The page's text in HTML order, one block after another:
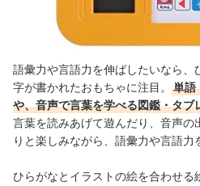
語彙力や言語力を伸ばしたいなら、
字が書かれたおもちゃに注目。
単語
や、音声で言葉を学べる図鑑・タブ
言葉を読みあげて遊んだり、音声の
りと楽しみながら、語彙力や言語力
ひらがなとイラストの絵を合わせる